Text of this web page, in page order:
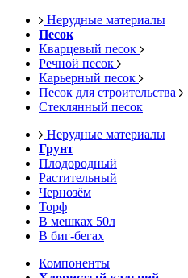
Нерудные материалы
Песок
Кварцевый песок
Речной песок
Карьерный песок
Песок для строительства
Стеклянный песок
Нерудные материалы
Грунт
Плодородный
Растительный
Чернозём
Торф
В мешках 50л
В биг-бегах
Компоненты